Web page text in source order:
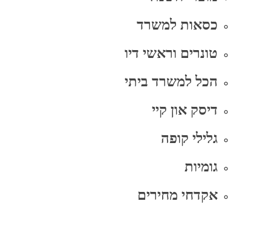
כסאות למשרד
טונרים וראשי דיו
הכל למשרד ביתי
דיסק און קיי
גלילי קופה
גומיות
אקדחי מחירים